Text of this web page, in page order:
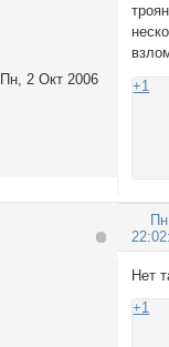
2 Окт 2006
+1
Нет
+1